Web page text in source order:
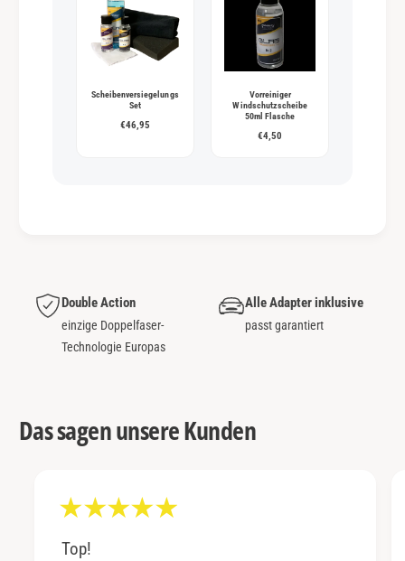
Scheibenversiegelungs
Set
€46,95
Vorreiniger
Windschutzscheibe
50ml Flasche
€4,50
Double Action
einzige Doppelfaser-
Technologie Europas
Alle Adapter inklusive
passt garantiert
Das sagen unsere Kunden
Top!